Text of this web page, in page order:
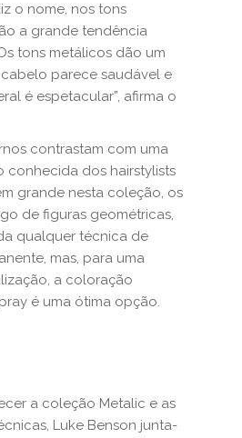
o nome, nos tons
a grande tendência
tons metálicos dão um
parece saudável e
é espetacular”, afirma o
contrastam com uma
conhecida dos hairstylists
grande nesta coleção, os
de figuras geométricas,
qualquer técnica de
mas, para uma
a coloração
é uma ótima opção.
a coleção Metalic e as
Luke Benson junta-